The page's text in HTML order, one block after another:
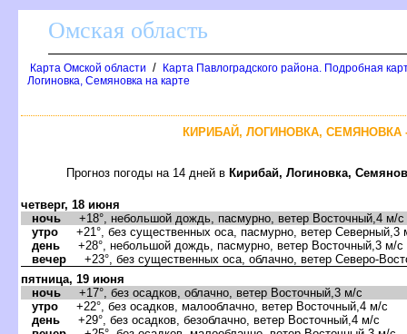
Омская область
Карта Омской области /
Карта Павлоградского района. Подробная
Логиновка, Семяновка на карте
КИРИБАЙ, ЛОГИНОВКА, СЕМЯНОВКА
Прогноз погоды на 14 дней Кирибай, Логиновка,
четверг, 18 июня
ночь +18°, небольшой дождь, пасмурно, ветер Восточный,4 м/с
утро +21°, без существенных оса, пасмурно, ветер Северный,3
день +28°, небольшой дождь, пасмурно, ветер Восточный,3 м/с
ечер +23°, без существенных оса, облачно, ветер Северо-
пятница, 19 июня
ночь +17°, без осадков, облачно, ветер Восточный,3 м/с
утро +22°, без осадков, малооблачно, ветер Восточный,4 м/с
день +29°, без осадков, безоблачно, ветер Восточный,4 м/с